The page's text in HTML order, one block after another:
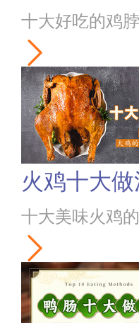
十大好吃的鸡
火鸡十大做
十大美味火鸡